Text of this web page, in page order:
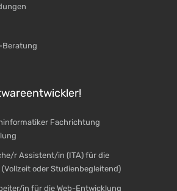
Beratung
Fachrichtung
r Assistent/in (ITA) für die
oder Studienbegleitend)
in für die Web-Entwicklung